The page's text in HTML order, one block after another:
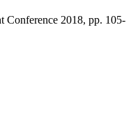
Conference 2018, pp. 105-